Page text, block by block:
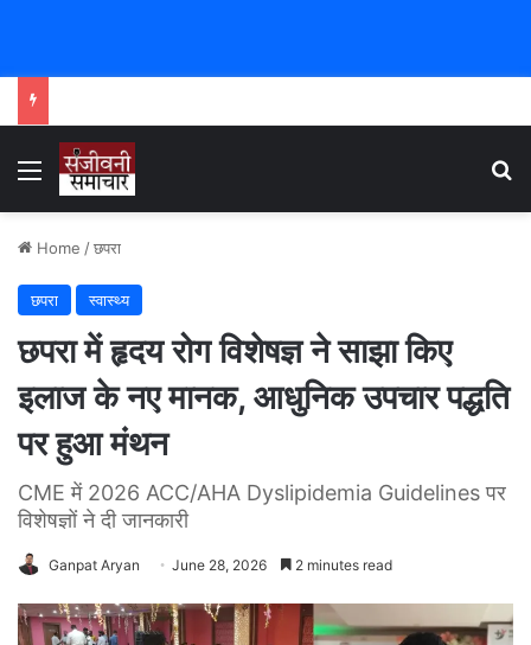
Menu
Home /छपरा
छपरा स्वास्थ्य
छपरा में हृदय रोग विशेषज्ञ ने साझा किए
इलाज के नए मानक, आधुनिक उपचार पद्धति
पर हुआ मंथन
CME में 2026 ACC/AHA Dyslipidemia Guidelines पर
विशेषज्ञों ने दी जानकारी
Ganpat Aryan June 28, 2026 2 minutes read